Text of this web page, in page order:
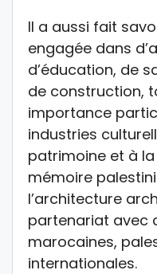
Il a aussi fait
engagée dans
d’éducation, de
de construction,
importance
industries
patrimoine et à
mémoire
l’architecture
partenariat avec
marocaines,
internationales.